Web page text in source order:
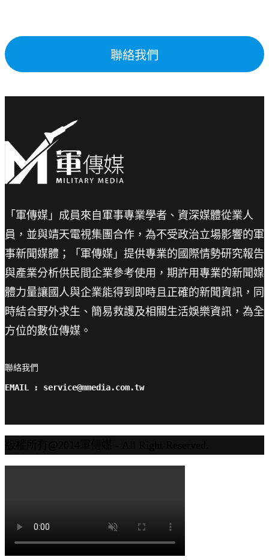
聯絡我們
「軍傳媒」成員來自軍事專業學者、資深媒體從業人
員，並與靖天電視集團合作，為不受政治立場影響的軍
事新聞媒體；「軍傳媒」提供專業的國際情勢研究報告
與產業分析供民間企業參考使用，期許用專業的新聞媒
體力量讓國人與企業能得到即時且正確的新聞資訊，同
時結合野外求生、簡易救護及相關生活娛樂資訊，為全
方位的數位傳媒。
聯絡我們
EMAIL : service@mmedia.com.tw